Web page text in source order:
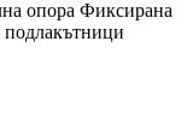
опора Фиксирана